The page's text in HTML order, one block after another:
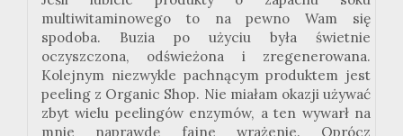
multiwitaminowego to na pewno Wam się
spodoba. Buzia po użyciu była świetnie
oczyszczona, odświeżona i zregenerowana.
Kolejnym niezwykle pachnącym produktem jest
peeling z Organic Shop. Nie miałam okazji używać
zbyt wielu peelingów enzymów, a ten wywarł na
mnie naprawdę fajne wrażenie. Oprócz